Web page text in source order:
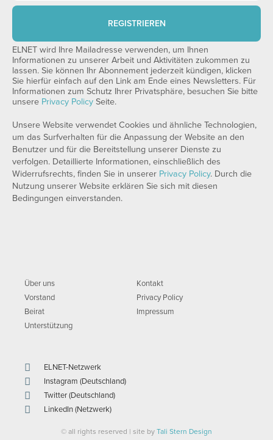
REGISTRIEREN
ELNET wird Ihre Mailadresse verwenden, um Ihnen
Informationen zu unserer Arbeit und Aktivitäten zukommen zu
lassen. Sie können Ihr Abonnement jederzeit kündigen, klicken
Sie hierfür einfach auf den Link am Ende eines Newsletters. Für
Informationen zum Schutz Ihrer Privatsphäre, besuchen Sie bitte
unsere Privacy Policy Seite.
Unsere Website verwendet Cookies und ähnliche Technologien,
um das Surfverhalten für die Anpassung der Website an den
Benutzer und für die Bereitstellung unserer Dienste zu
verfolgen. Detaillierte Informationen, einschließlich des
Widerrufsrechts, finden Sie in unserer Privacy Policy. Durch die
Nutzung unserer Website erklären Sie sich mit diesen
Bedingungen einverstanden.
Über uns
Vorstand
Beirat
Unterstützung
Kontakt
Privacy Policy
Impressum
ELNET-Netzwerk
Instagram (Deutschland)
Twitter (Deutschland)
LinkedIn (Netzwerk)
© all rights reserved | site by Tali Stern Design